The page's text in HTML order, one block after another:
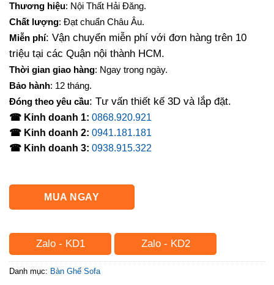
là:
7,500,000₫.
6,200,000₫.
Thương hiệu: Nội Thất Hải Đăng.
Chất lượng: Đạt chuẩn Châu Âu.
Miễn phí: Vận chuyển miễn phí với đơn hàng trên 10
triệu tại các Quận nội thành HCM.
Thời gian giao hàng: Ngay trong ngày.
Bảo hành: 12 tháng.
Đóng theo yêu cầu: Tư vấn thiết kế 3D và lắp đặt.
☎ Kinh doanh 1: 0868.920.921
☎ Kinh doanh 2: 0941.181.181
☎ Kinh doanh 3: 0938.915.322
MUA NGAY
Zalo - KD1 Zalo - KD2
Danh mục: Bàn Ghế Sofa